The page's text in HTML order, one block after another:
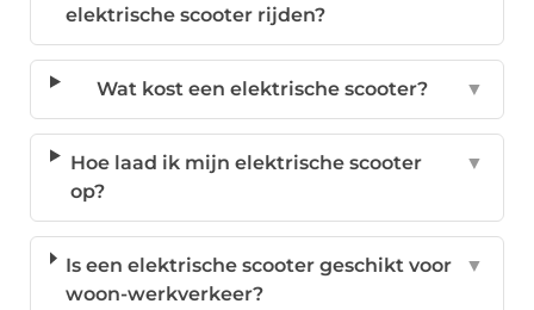
elektrische scooter rijden?
Wat kost een elektrische scooter? ▼
Hoe laad ik mijn elektrische scooter
op?
▼
Is een elektrische scooter geschikt voor
woon-werkverkeer?
▼